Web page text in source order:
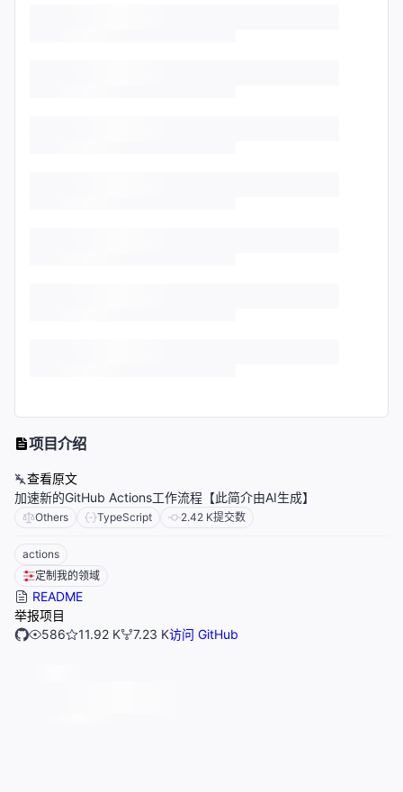
项目介绍
查看原文
加速新的GitHub Actions工作流程【此简介由AI生成】
Others TypeScript 2.42 K提交数
actions
定制我的领域
README
举报项目
586
11.92 K 7.23 K访问 GitHub